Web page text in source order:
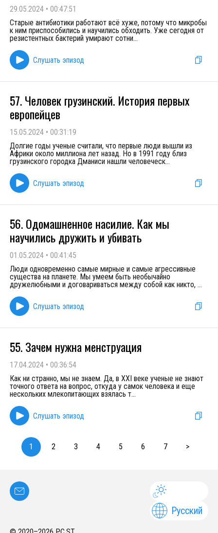
29.05.2024 • 00:47:51
Старые антибиотики работают всё хуже, потому что микробы
к ним приспособились и научились обходить. Уже сегодня от
резистентных бактерий умирают сотни...
Слушать эпизод
57. Человек грузинский. История первых
европейцев
15.05.2024 • 00:31:19
Долгие годы ученые считали, что первые люди вышли из
Африки около миллиона лет назад. Но в 1991 году близ
грузинского городка Дманиси нашли человеческ...
Слушать эпизод
56. Одомашненное насилие. Как мы
научились дружить и убивать
01.05.2024 • 00:41:45
Люди одновременно самые мирные и самые агрессивные
существа на планете. Мы умеем быть необычайно
дружелюбными и договариваться между собой как никто, ...
Слушать эпизод
55. Зачем нужна менструация
17.04.2024 • 00:36:54
Как ни странно, мы не знаем. Да, в XXI веке ученые не знают
точного ответа на вопрос, откуда у самок человека и еще
нескольких млекопитающих взялась т...
Слушать эпизод
1 2 3 4 5 6 7 >
Русский